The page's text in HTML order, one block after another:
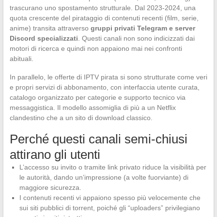
trascurano uno spostamento strutturale. Dal 2023-2024, una
quota crescente del pirataggio di contenuti recenti (film, serie,
anime) transita attraverso gruppi privati Telegram e server
Discord specializzati . Questi canali non sono indicizzati dai
motori di ricerca e quindi non appaiono mai nei confronti
abituali.
In parallelo, le offerte di IPTV pirata si sono strutturate come veri
e propri servizi di abbonamento, con interfaccia utente curata,
catalogo organizzato per categorie e supporto tecnico via
messaggistica. Il modello assomiglia di più a un Netflix
clandestino che a un sito di download classico.
Perché questi canali semi-chiusi
attirano gli utenti
L’accesso su invito o tramite link privato riduce la visibilità per
le autorità, dando un’impressione (a volte fuorviante) di
maggiore sicurezza.
I contenuti recenti vi appaiono spesso più velocemente che
sui siti pubblici di torrent, poiché gli “uploaders” privilegiano